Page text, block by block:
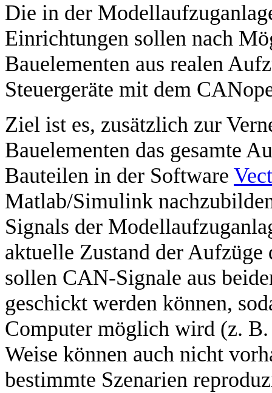
Die in der
Einrichtungen sollen nach
Bauelementen aus realen
Steuergeräte mit dem
Ziel ist es, zusätzlich zur
Bauelementen das gesamte
Bauteilen in der Software
Matlab/Simulink
Signals der
aktuelle Zustand der
sollen CAN-Signale aus
geschickt werden können,
Computer möglich wird (z.
Weise können auch nicht
bestimmte Szenarien